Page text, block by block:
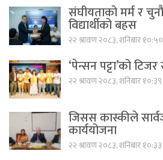
संघीयताको मर्म र
विद्यार्थीको बहस
२२ श्रावण २०८३, शनिबार १०:५०
‘पेन्सन पट्टा’को
२२ श्रावण २०८३, शनिबार १०:३९
जिसस कास्कीले
कार्ययोजना
२२ श्रावण २०८३, शनिबार १०:३३